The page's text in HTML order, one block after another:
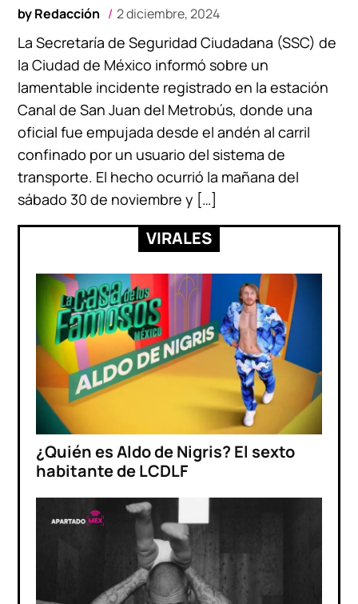
byRedacción 2 diciembre, 2024
La Secretaría de Seguridad Ciudadana (SSC) de
la Ciudad de México informó sobre un
lamentable incidente registrado en la estación
Canal de San Juan del Metrobús, donde una
oficial fue empujada desde el andén al carril
confinado por un usuario del sistema de
transporte. El hecho ocurrió la mañana del
sábado 30 de noviembre y […]
VIRALES
¿Quién es Aldo de Nigris? El sexto
habitante de LCDLF